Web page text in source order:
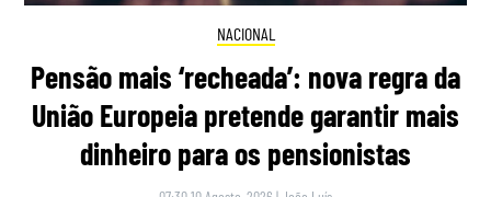
NACIONAL
Pensão mais ‘recheada’: nova regra da
União Europeia pretende garantir mais
dinheiro para os pensionistas